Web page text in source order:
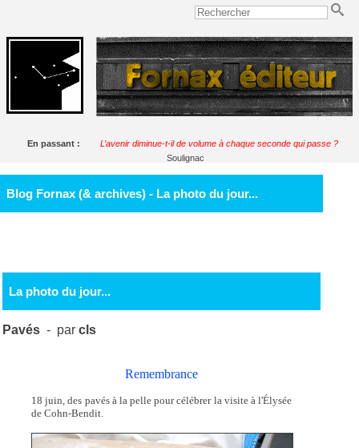
En passant :
L’avenir diminue-t-il de volume à chaque seconde qui passe ?
Soulignac
Blog Fornax (& archives) - La photo du jour...
La photo du jour...
Pavés - parcls
Remembrance
18 juin, des pavés à la pelle pour célébrer la visite à l'Élysée
de Cohn-Bendit.